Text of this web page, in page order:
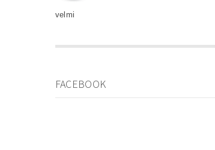
velmi
FACEBOOK